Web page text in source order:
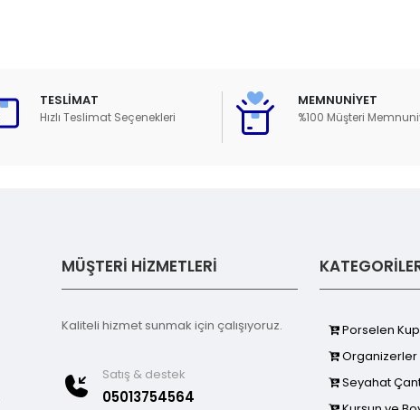
TESLİMAT
Hızlı Teslimat Seçenekleri
MEMNUNİYET
%100 Müşteri
MÜŞTERİ HİZMETLERİ
Kaliteli hizmet sunmak için çalışıyoruz.
Satış & destek
05013754564
Porselen
Organizerler
Seyahat